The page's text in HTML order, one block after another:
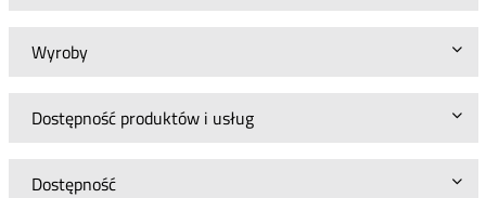
Wyroby
Dostępność produktów i usług
Dostępność